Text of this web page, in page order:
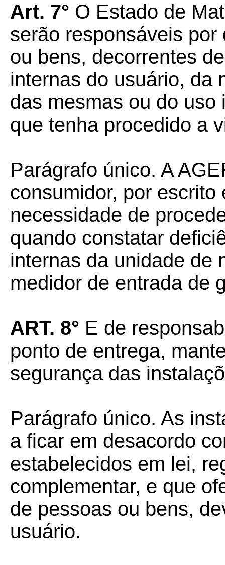
Art. 7° O Estado de
serão responsáveis
ou bens, decorrentes
internas do usuário, da
das mesmas ou do
que tenha procedido a
Parágrafo único. A
consumidor, por
necessidade de
quando constatar
internas da unidade de
medidor de entrada de
ART. 8° E de
ponto de entrega,
segurança das
Parágrafo único. As
a ficar em desacordo
estabelecidos em lei,
complementar, e que
de pessoas ou bens,
usuário.